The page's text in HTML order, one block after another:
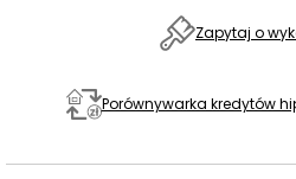
będzie unikatowy. Z duszą.
Jedynie 78 apartamentóww
Zapytaj o
Porównywarka kredytów